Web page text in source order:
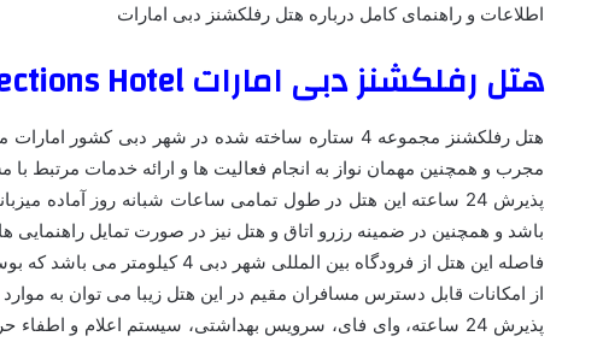
اطلاعات و راهنمای کامل درباره هتل رفلکشنز دبی امارات
هتل رفلکشنز دبی امارات Reflections Hotel
هتل رفلکشنز مجموعه 4 ستاره ساخته شده در شهر دبی
مجرب و همچنین مهمان نواز به انجام فعالیت ها و ارائه خدمات مرتبط با
پذیرش 24 ساعته این هتل در طول تمامی ساعات شبانه روز آماده
باشد و همچنین در ضمینه رزرو اتاق و هتل نیز در صورت تمایل راهنمایی
فاصله این هتل از فرودگاه بین المللی شهر دبی 4 کیلومتر می باشد که بوسیله تاکشی می توانید به راحتی به آنجا دسترسی پیدا نمایید.
از امکانات قابل دسترس مسافران مقیم در این هتل زیبا می توان به
پذیرش 24 ساعته، وای فای، سرویس بهداشتی، سیستم اعلام و